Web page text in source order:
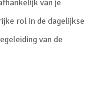
van je
rol in de dagelijkse
van de